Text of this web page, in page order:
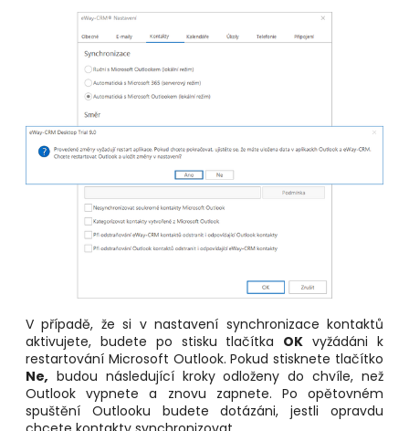
V případě, že si v nastavení synchronizace kontaktů
aktivujete, budete po stisku tlačítka OK vyžádáni k
restartování Microsoft Outlook. Pokud stisknete tlačítko
Ne, budou následující kroky odloženy do chvíle, než
Outlook vypnete a znovu zapnete. Po opětovném
spuštění Outlooku budete dotázáni, jestli opravdu